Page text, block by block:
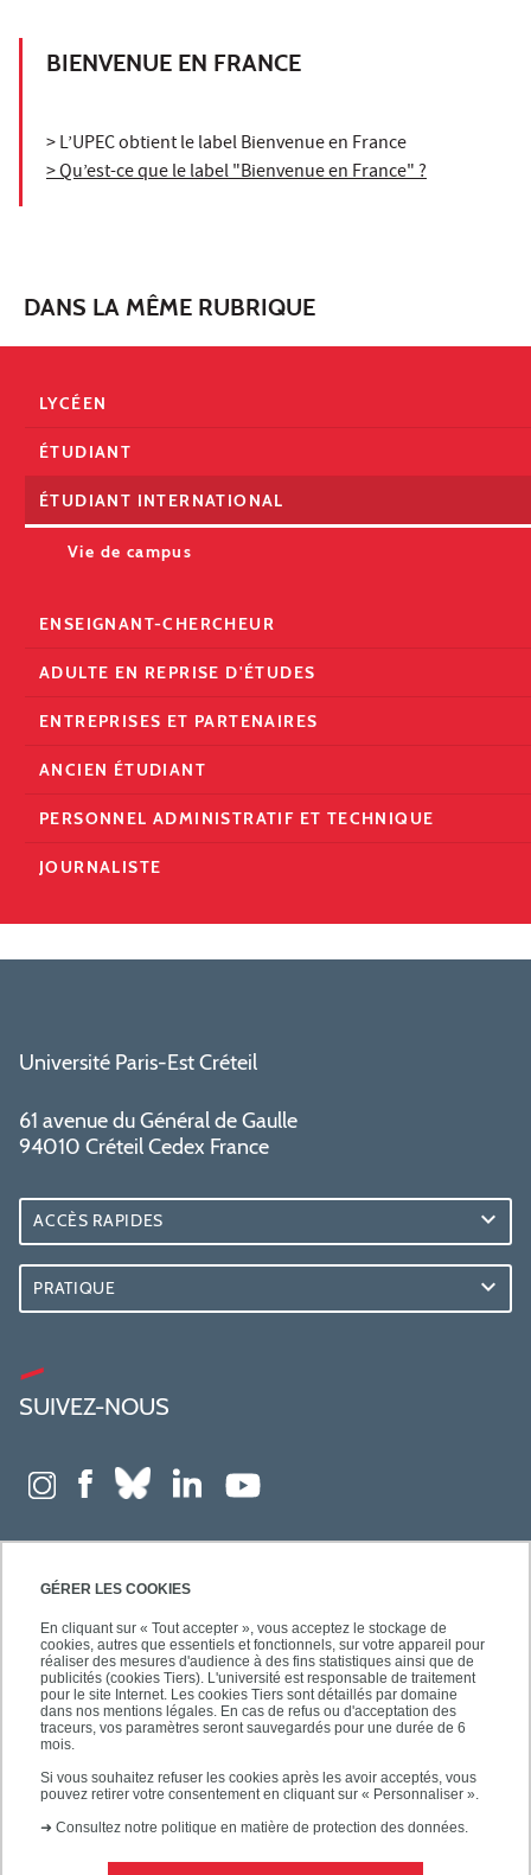
GÉRER LES COOKIES
En cliquant sur « Tout accepter », vous acceptez le stockage de
cookies, autres que essentiels et fonctionnels, sur votre appareil pour
réaliser des mesures d'audience à des fins statistiques ainsi que de
publicités (cookies Tiers). L'université est responsable de traitement
pour le site Internet. Les cookies Tiers sont détaillés par domaine
dans nos mentions légales. En cas de refus ou d'acceptation des
traceurs, vos paramètres seront sauvegardés pour une durée de 6
mois.
Si vous souhaitez refuser les cookies après les avoir acceptés, vous
pouvez retirer votre consentement en cliquant sur « Personnaliser ».
➜ Consultez notre politique en matière de protection des données.
BIENVENUE EN FRANCE
> L’UPEC obtient le label Bienvenue en France
> Qu’est-ce que le label "Bienvenue en France" ?
DANS LA MÊME RUBRIQUE
LYCÉEN
ÉTUDIANT
ÉTUDIANT INTERNATIONAL
Vie de campus
ENSEIGNANT-CHERCHEUR
ADULTE EN REPRISE D'ÉTUDES
ENTREPRISES ET PARTENAIRES
ANCIEN ÉTUDIANT
PERSONNEL ADMINISTRATIF ET TECHNIQUE
JOURNALISTE
Université Paris-Est Créteil
61 avenue du Général de Gaulle
94010 Créteil Cedex France
ACCÈS RAPIDES
PRATIQUE
SUIVEZ-NOUS